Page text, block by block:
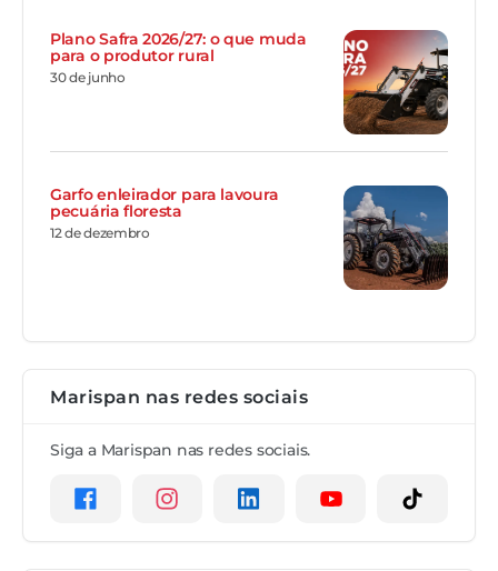
Plano Safra 2026/27: o que muda
para o produtor rural
30 de junho
Garfo enleirador para lavoura
pecuária floresta
12 de dezembro
Marispan nas redes sociais
Siga a Marispan nas redes sociais.